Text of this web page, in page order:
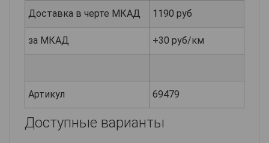
Доставка в черте МКАД 1190 руб
за МКАД +30 руб/км
Артикул 69479
Доступные варианты